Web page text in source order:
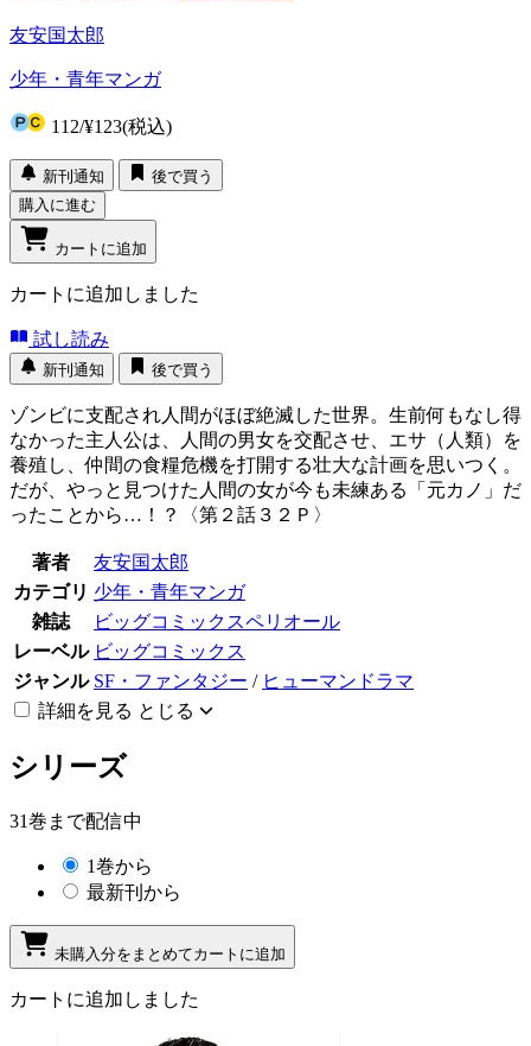
友安国太郎
少年・青年マンガ
112/¥123(税込)
新刊通知
後で買う
購入に進む
カートに追加
カートに追加しました
試し読み
新刊通知 後で買う
ゾンビに支配され人間がほぼ絶滅した世界。生前何もなし得
なかった主人公は、人間の男女を交配させ、エサ（人類）を
養殖し、仲間の食糧危機を打開する壮大な計画を思いつく。
だが、やっと見つけた人間の女が今も未練ある「元カノ」だ
ったことから…！？〈第２話３２Ｐ〉
著者
友安国太郎
カテゴリ 少年・青年マンガ
雑誌
ビッグコミックスペリオール
レーベル ビッグコミックス
ジャンル SF・ファンタジー / ヒューマンドラマ
詳細を見る とじる
シリーズ
31巻まで配信中
1巻から
最新刊から
未購入分をまとめてカートに追加
カートに追加しました